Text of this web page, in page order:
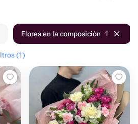
Flores en la composición 1
(1)